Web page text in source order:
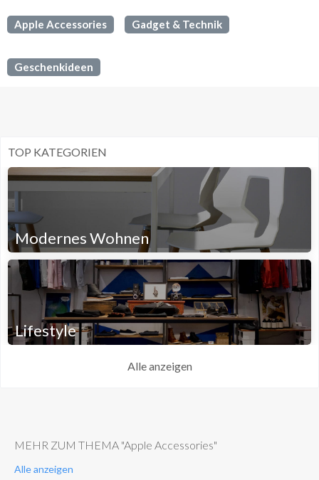
Apple Accessories Gadget & Technik
Geschenkideen
TOP KATEGORIEN
Modernes Wohnen
Lifestyle
Alle anzeigen
MEHR ZUM THEMA "Apple Accessories"
Alle anzeigen